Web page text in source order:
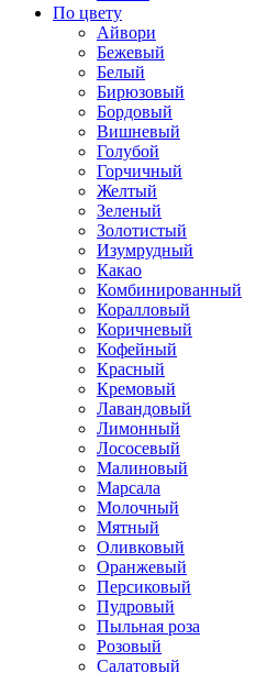
По цвету
Айвори
Бежевый
Белый
Бирюзовый
Бордовый
Вишневый
Голубой
Горчичный
Желтый
Зеленый
Золотистый
Изумрудный
Какао
Комбинированный
Коралловый
Коричневый
Кофейный
Красный
Кремовый
Лавандовый
Лимонный
Лососевый
Малиновый
Марсала
Молочный
Мятный
Оливковый
Оранжевый
Персиковый
Пудровый
Пыльная роза
Розовый
Салатовый